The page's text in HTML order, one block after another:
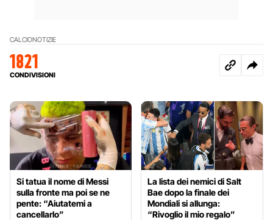
CALCIONOTIZIE
1821
CONDIVISIONI
Si tatua il nome di Messi
sulla fronte ma poi se ne
pente: “Aiutatemi a
cancellarlo”
La lista dei nemici di Salt
Bae dopo la finale dei
Mondiali si allunga:
“Rivoglio il mio regalo”